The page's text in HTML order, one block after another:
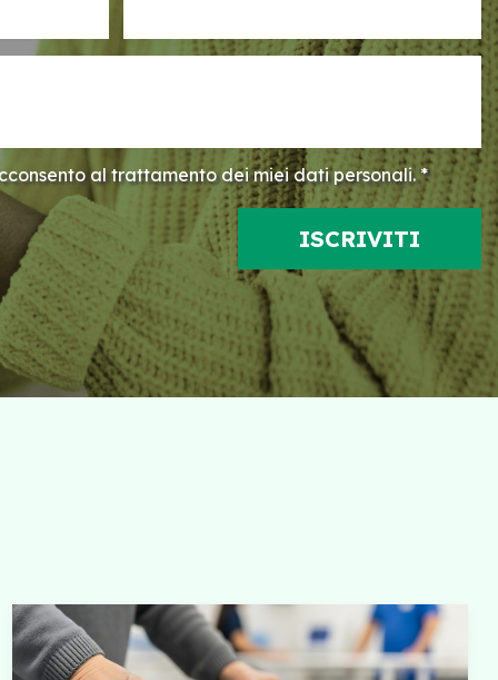
al trattamento dei miei dati personali. *